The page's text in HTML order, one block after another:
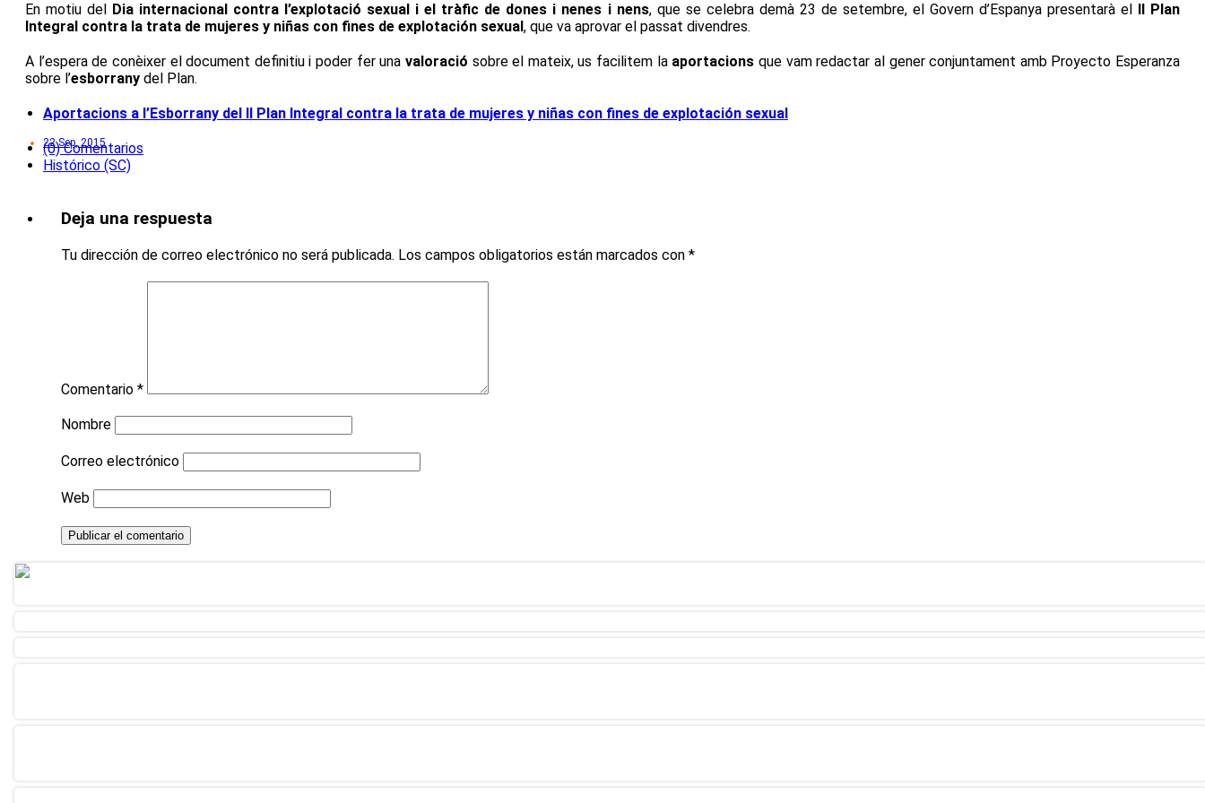
En motiu del Dia internacional contra l’explotació sexual i el tràfic de dones i nenes i nens, que se celebra demà 23 de setembre, el Govern d’Espanya presentarà el II Plan
Integral contra la trata de mujeres y niñas con fines de explotación sexual, que va aprovar el passat divendres.
A l’espera de conèixer el document definitiu i poder fer una valoració sobre el mateix, us facilitem la aportacions que vam redactar al gener conjuntament amb Proyecto Esperanza
sobre l’esborrany del Plan.
Aportacions a l’Esborrany del II Plan Integral contra la trata de mujeres y niñas con fines de explotación sexual
22 Sep, 2015
(0) Comentarios
Histórico (SC)
Deja una respuesta
Tu dirección de correo electrónico no será publicada. Los campos obligatorios están marcados con *
Comentario *
Nombre
Correo electrónico
Web